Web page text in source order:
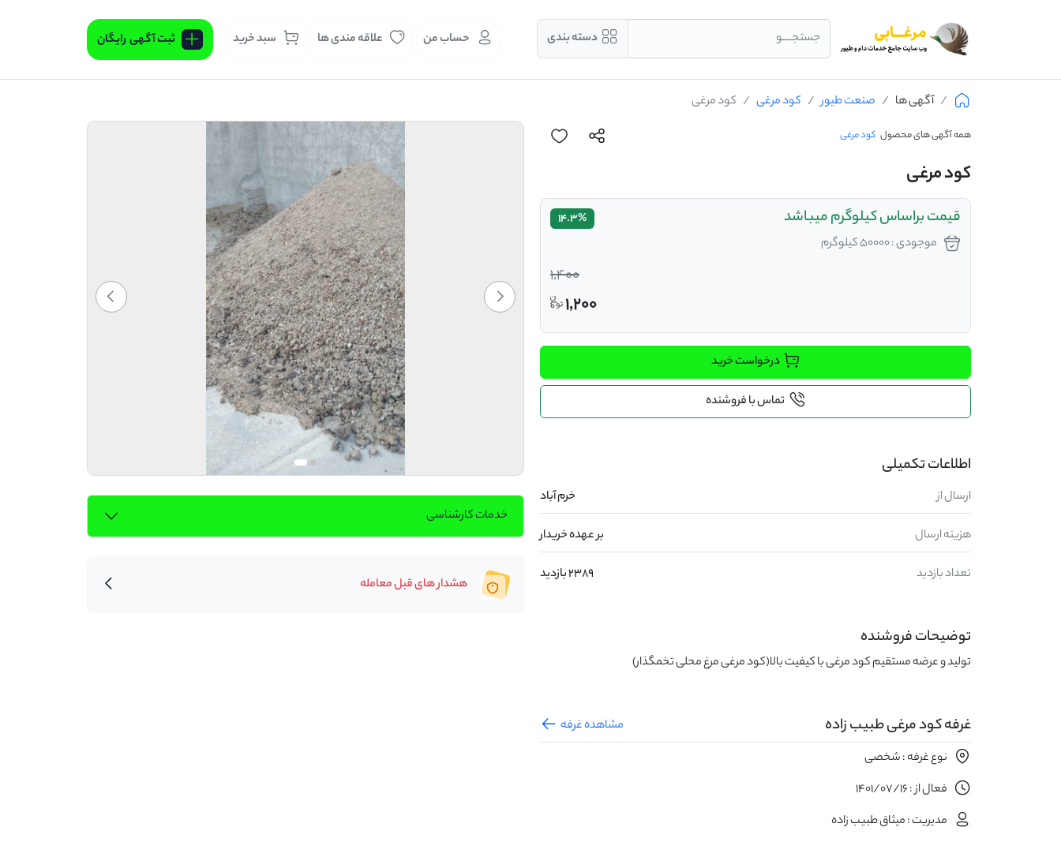
جستجــــو دسته بندی حساب من علاقه مندی ها سبد خرید ثبت آگهی رایگان
آگهی ها صنعت طیور کود مرغی کود مرغی
همه آگهی های محصول کود مرغی
کود مرغی
قیمت براساس کیلوگرم میباشد
موجودی : 50000 کیلوگرم
14.3%
1,400
1,200
درخواست خرید
تماس با فروشنده
اطلاعات تکمیلی
ارسال از خرم آباد
هزینه ارسال بر عهده خریدار
تعداد بازدید 2389 بازدید
توضیحات فروشنده
تولید و عرضه مستقیم کود مرغی با کیفیت بالا(کود مرغی مرغ محلی تخمگذار)
غرفه کود مرغی طبیب زاده
مشاهده غرفه
نوع غرفه : شخصی
فعال از : 1401/07/16
مدیریت : میثاق طبیب زاده
خدمات کارشناسی
هشدار های قبل معامله